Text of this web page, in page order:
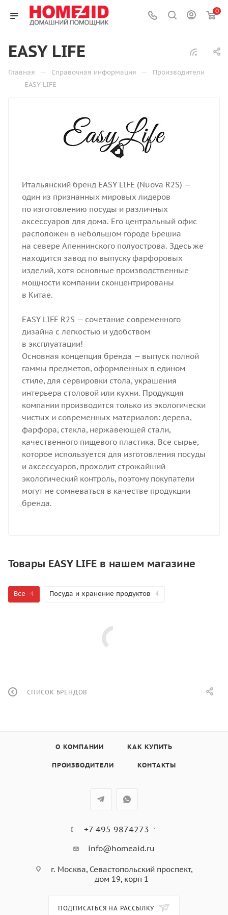
0
EASY LIFE
Главная — Справочная информация — Производители
— EASY LIFE
Итальянский бренд EASY LIFE (Nuova R2S) —
один из признанных мировых лидеров
по изготовлению посуды и различных
аксессуаров для дома. Его центральный офис
расположен в небольшом городе Брешиа
на севере Апеннинского полуострова. Здесь же
находится завод по выпуску фарфоровых
изделий, хотя основные производственные
мощности компании сконцентрированы
в Китае.
EASY LIFE R2S — сочетание современного
дизайна с легкостью и удобством
в эксплуатации!
Основная концепция бренда — выпуск полной
гаммы предметов, оформленных в едином
стиле, для сервировки стола, украшения
интерьера столовой или кухни. Продукция
компании производится только из экологически
чистых и современных материалов: дерева,
фарфора, стекла, нержавеющей стали,
качественного пищевого пластика. Все сырье,
которое используется для изготовления посуды
и аксессуаров, проходит строжайший
экологический контроль, поэтому покупатели
могут не сомневаться в качестве продукции
бренда.
Товары EASY LIFE в нашем магазине
Все 4 Посуда и хранение продуктов 4
СПИСОК БРЕНДОВ
О КОМПАНИИ КАК КУПИТЬ
ПРОИЗВОДИТЕЛИ КОНТАКТЫ
+7 495 9874273
info@homeaid.ru
г. Москва, Севастопольский проспект,
дом 19, корп 1
ПОДПИСАТЬСЯ НА РАССЫЛКУ